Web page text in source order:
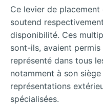
Ce levier de
soutend
disponibilité. Ces
sont-ils, avaient permis
représenté dans tous
notamment à son
représentations
spécialisées.